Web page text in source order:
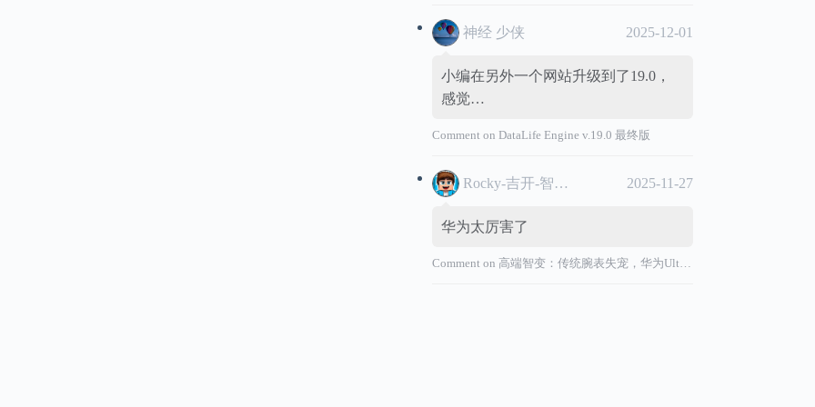
神经 少侠 2025-12-01
小编在另外一个网站升级到了19.0，
感觉…
Comment onDataLife Engine v.19.0 最终版
Rocky-吉开-智能汽车 2025-11-27
华为太厉害了
Comment on高端智变：传统腕表失宠，华为Ultimate系列“价值超车”